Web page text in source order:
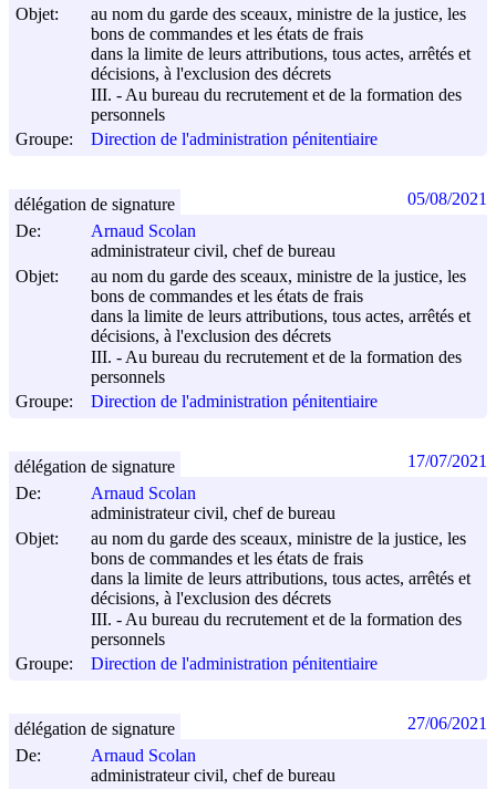
Objet:
au nom du garde des sceaux, ministre de la justice, les
bons de commandes et les états de frais
dans la limite de leurs attributions, tous actes, arrêtés et
décisions, à l'exclusion des décrets
III. - Au bureau du recrutement et de la formation des
personnels
Groupe:
Direction de l'administration pénitentiaire
De:
Arnaud Scolan
administrateur civil, chef de bureau
Objet:
au nom du garde des sceaux, ministre de la justice, les
bons de commandes et les états de frais
dans la limite de leurs attributions, tous actes, arrêtés et
décisions, à l'exclusion des décrets
III. - Au bureau du recrutement et de la formation des
personnels
Groupe:
Direction de l'administration pénitentiaire
délégation de signature 05/08/2021
De:
Arnaud Scolan
administrateur civil, chef de bureau
Objet:
au nom du garde des sceaux, ministre de la justice, les
bons de commandes et les états de frais
dans la limite de leurs attributions, tous actes, arrêtés et
décisions, à l'exclusion des décrets
III. - Au bureau du recrutement et de la formation des
personnels
Groupe:
Direction de l'administration pénitentiaire
délégation de signature 17/07/2021
De:
Arnaud Scolan
administrateur civil, chef de bureau
délégation de signature 27/06/2021